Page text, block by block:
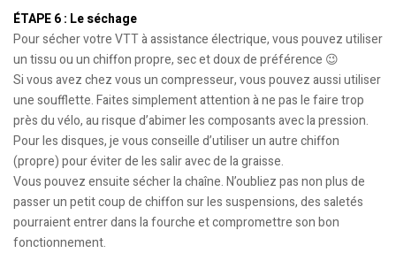
ÉTAPE 6 : Le séchage
Pour sécher votre VTT à assistance électrique, vous pouvez utiliser
un tissu ou un chiffon propre, sec et doux de préférence 😉
Si vous avez chez vous un compresseur, vous pouvez aussi utiliser
une soufflette. Faites simplement attention à ne pas le faire trop
près du vélo, au risque d’abimer les composants avec la pression.
Pour les disques, je vous conseille d’utiliser un autre chiffon
(propre) pour éviter de les salir avec de la graisse.
Vous pouvez ensuite sécher la chaîne. N’oubliez pas non plus de
passer un petit coup de chiffon sur les suspensions, des saletés
pourraient entrer dans la fourche et compromettre son bon
fonctionnement.